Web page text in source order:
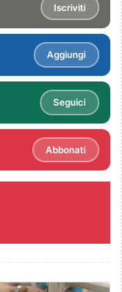
Iscriviti
Aggiungi
Seguici
Abbonati